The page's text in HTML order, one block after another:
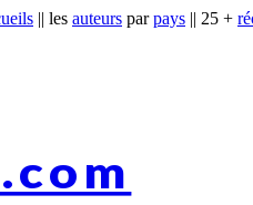
|| les auteurs parpays || 25 +